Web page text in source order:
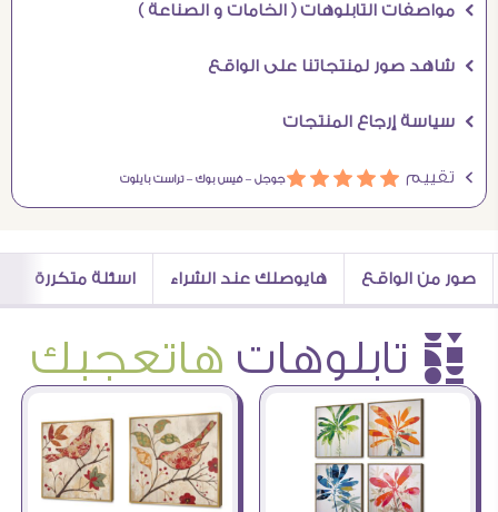
Ö مواصفات التابلوهات ( الخامات و الصناعة )
Ö شاهد صور لمنتجاتنا على الواقع
Ö سياسة إرجاع المنتجات
Ö تقييم áááááجوجل –فيس بوك –تراست بايلوت
صور من الواقع هايوصلك عند الشراء اسئلة متكررة
è تابلوهات هاتعجبك